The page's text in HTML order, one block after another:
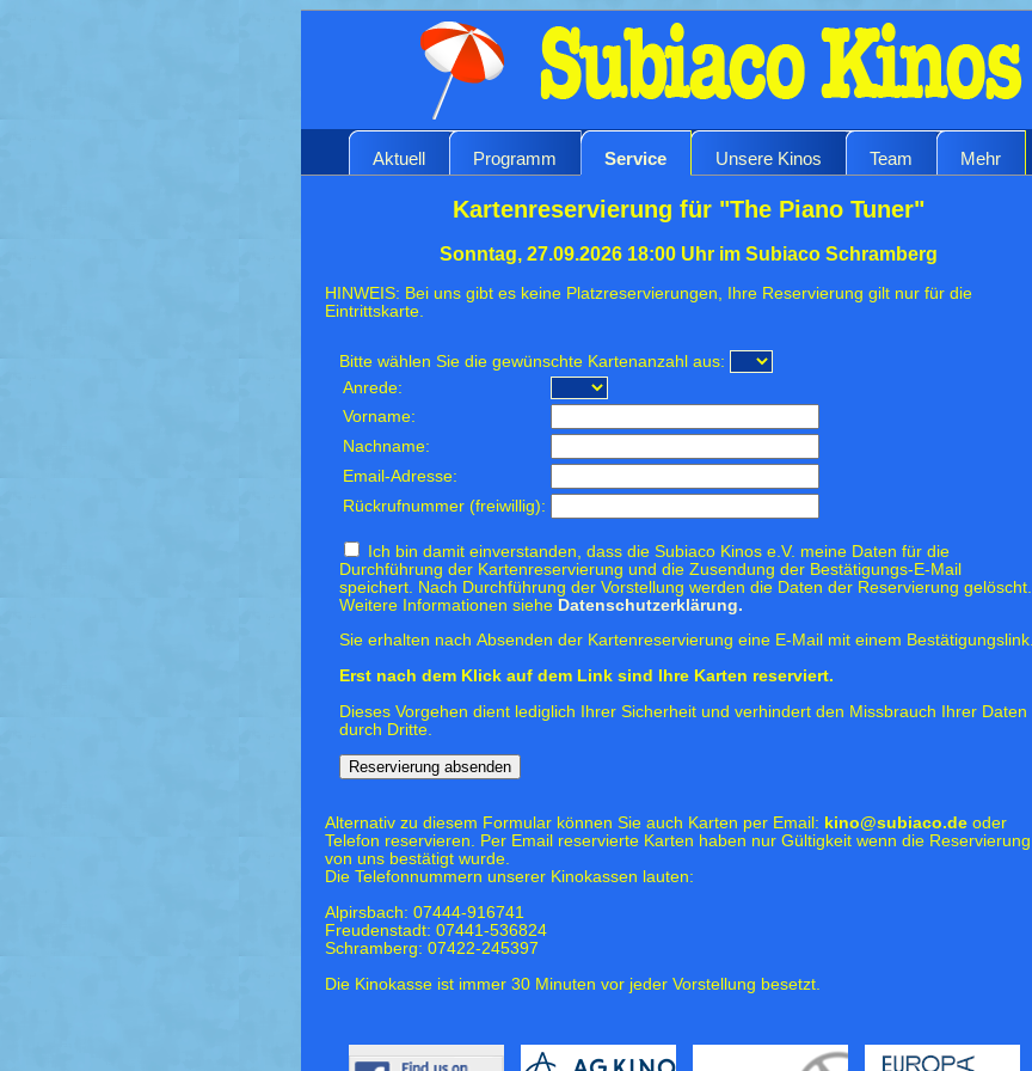
Aktuell Programm Service Unsere Kinos Team Mehr
Kartenreservierung für "The Piano Tuner"
Sonntag, 27.09.2026 18:00 Uhr im Subiaco Schramberg
HINWEIS: Bei uns gibt es keine Platzreservierungen, Ihre Reservierung gilt nur für die
Eintrittskarte.
Bitte wählen Sie die gewünschte Kartenanzahl aus:
Anrede:
Vorname:
Nachname:
Email-Adresse:
Rückrufnummer (freiwillig):
Ich bin damit einverstanden, dass die Subiaco Kinos e.V. meine Daten für die
Durchführung der Kartenreservierung und die Zusendung der Bestätigungs-E-Mail
speichert. Nach Durchführung der Vorstellung werden die Daten der Reservierung gelöscht.
Weitere Informationen siehe Datenschutzerklärung.
Sie erhalten nach Absenden der Kartenreservierung eine E-Mail mit einem Bestätigungslink.
Erst nach dem Klick auf dem Link sind Ihre Karten reserviert.
Dieses Vorgehen dient lediglich Ihrer Sicherheit und verhindert den Missbrauch Ihrer Daten
durch Dritte.
Alternativ zu diesem Formular können Sie auch Karten per Email: kino@subiaco.de oder
Telefon reservieren. Per Email reservierte Karten haben nur Gültigkeit wenn die Reservierung
von uns bestätigt wurde.
Die Telefonnummern unserer Kinokassen lauten:
Alpirsbach: 07444-916741
Freudenstadt: 07441-536824
Schramberg: 07422-245397
Die Kinokasse ist immer 30 Minuten vor jeder Vorstellung besetzt.